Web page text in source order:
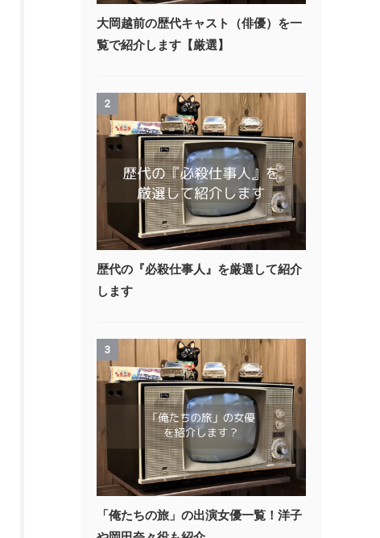
大岡越前の歴代キャスト（俳優）を一
覧で紹介します【厳選】
2
歴代の『必殺仕事人』を厳選して紹介
します
3
「俺たちの旅」の出演女優一覧！洋子